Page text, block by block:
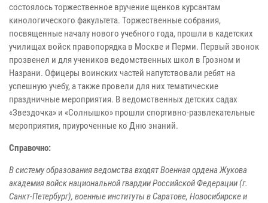
состоялось торжественное вручение щенков курсантам
кинологического факультета. Торжественные собрания,
посвященные началу нового учебного года, прошли в кадетских
училищах войск правопорядка в Москве и Перми. Первый звонок
прозвенел и для учеников ведомственных школ в Грозном и
Назрани. Офицеры воинских частей напутствовали ребят на
успешную учебу, а также провели для них тематические
праздничные мероприятия. В ведомственных детских садах
«Звездочка» и «Солнышко» прошли спортивно-развлекательные
мероприятия, приуроченные ко Дню знаний.
Справочно:
В систему образования ведомства входят Военная ордена Жукова
академия войск национальной гвардии Российской Федерации (г.
Санкт-Петербург), военные институты в Саратове, Новосибирске и